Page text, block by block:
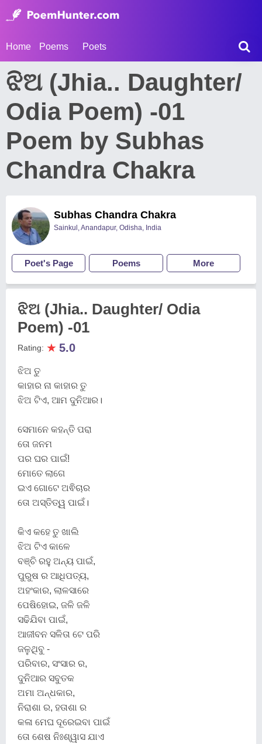
Home Poems Poets
ଝିଅ (Jhia.. Daughter/
Odia Poem) -01
Poem by Subhas
Chandra Chakra
Subhas Chandra Chakra
Sainkul, Anandapur, Odisha, India
Poet's Page Poems More
ଝିଅ (Jhia.. Daughter/ Odia
Poem) -01
Rating: ★ 5.0
ଝିଅ ତୁ
କାହାର ନା କାହାର ତୁ
ଝିଅ ଟିଏ, ଆମ ଦୁନିଆର।
ସେମାନେ କହନ୍ତି ପରା
ତୋ ଜନମ
ପର ଘର ପାଇଁ!
ମୋତେ ଲାଗେ
ଇଏ ଗୋଟେ ଅଵିଚାର
ତୋ ଅସ୍ତିତ୍ୱ ପାଇଁ।
କିଏ କହେ ତୁ ଖାଲି
ଝିଅ ଟିଏ କାଳେ
ବଞ୍ଚି ରହୁ ଅନ୍ୟ ପାଇଁ,
ପୁରୁଷ ର ଆଧିପତ୍ୟ,
ଅହଂକାର, ଲାଳସାରେ
ପେଷିହୋଇ, ଜଳି ଜଳି
ସଢିଯିବା ପାଇଁ,
ଆଜୀବନ ସଳିତା ଟେ ପରି
ଜଳୁଥିବୁ -
ପରିବାର, ସଂସାର ର,
ଦୁନିଆର ସବୁତକ
ଅମା ଅନ୍ଧକାର,
ନିରାଶା ର, ହତାଶା ର
କଳା ମେଘ ଦୂରେଇବା ପାଇଁ
ତୋ ଶେଷ ନିଃଶ୍ୱାସ ଯାଏ